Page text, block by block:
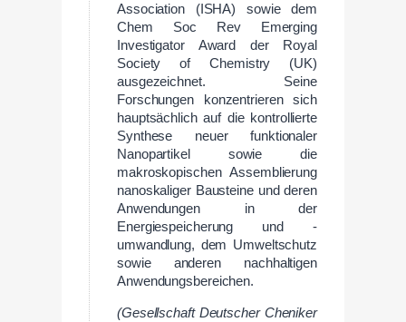
Association (ISHA) sowie dem
Chem Soc Rev Emerging
Investigator Award der Royal
Society of Chemistry (UK)
ausgezeichnet. Seine
Forschungen konzentrieren sich
hauptsächlich auf die kontrollierte
Synthese neuer funktionaler
Nanopartikel sowie die
makroskopischen Assemblierung
nanoskaliger Bausteine und deren
Anwendungen in der
Energiespeicherung und -
umwandlung, dem Umweltschutz
sowie anderen nachhaltigen
Anwendungsbereichen.
(Gesellschaft Deutscher Cheniker